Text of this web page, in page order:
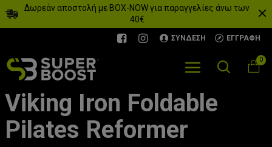
Δωρεάν αποστολή με BOX-NOW για παραγγελίες άνω των
40€
ΣΎΝΔΕΣΗ ΕΓΓΡΑΦΉ
0
Viking Iron Foldable
Pilates Reformer